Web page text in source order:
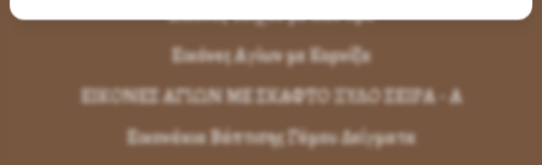
Εικόνες Τοίχου με Καντήλι
Εικόνες Αγίων με Κορνίζα
ΕΙΚΟΝΕΣ ΑΓΙΩΝ ΜΕ ΣΚΑΦΤΟ ΞΥΛΟ ΣΕΙΡΑ - Α
Εικονάκια Βάπτισης Γάμου Δείγματα